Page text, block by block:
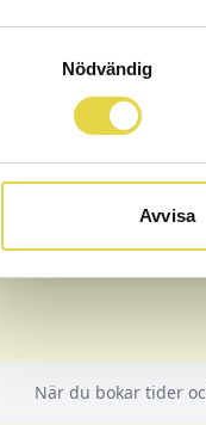
Nödvändig
Avvisa
Är du
mobilnummer
organisation
Om företaget
Stjärnkliniken AB
När du bokar tider